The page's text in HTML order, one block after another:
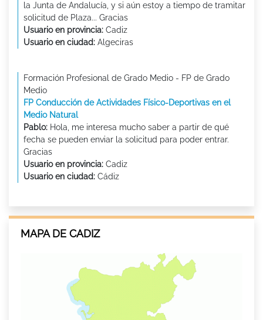
la Junta de Andalucía, y si aún estoy a tiempo de tramitar
solicitud de Plaza... Gracias
Usuario en provincia: Cadiz
Usuario en ciudad: Algeciras
Formación Profesional de Grado Medio - FP de Grado
Medio
FP Conducción de Actividades Físico-Deportivas en el
Medio Natural
Pablo: Hola, me interesa mucho saber a partir de qué
fecha se pueden enviar la solicitud para poder entrar.
Gracias
Usuario en provincia: Cadiz
Usuario en ciudad: Cádiz
MAPA DE CADIZ